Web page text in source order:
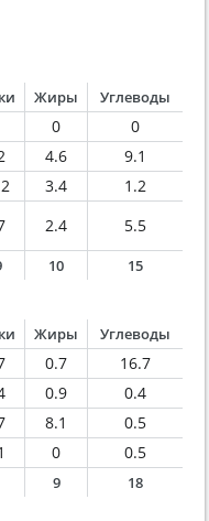
Жиры Углеводы
0
0
4.6
9.1
3.4
1.2
2.4
5.5
10 15
Жиры Углеводы
0.7
16.7
0.9
0.4
8.1
0.5
0
0.5
9 18